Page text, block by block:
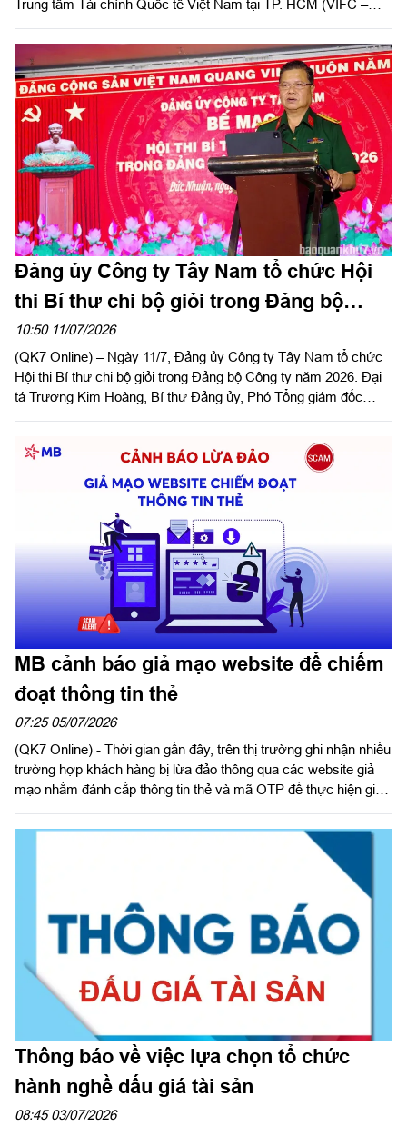
Trung tâm Tài chính Quốc tế Việt Nam tại TP. HCM (VIFC –
chính thức từ MBV khi hiện diện tại đại lộ Nguyễn Huệ, mở đầu
cho bước đồng hành cùng hạ tầng tài chính mới của Thành
phố. Đây cũng là công trình ý nghĩa chào mừng kỷ niệm 50
năm Thành phố vinh dự mang tên Chủ tịch Hồ Chí Minh và
hướng tới cột mốc 30 năm Ngân hàng Thương mại cổ phần
Quân đội (MB) có mặt tại khu vực phía Nam.
Đảng ủy Công ty Tây Nam tổ chức Hội
thi Bí thư chi bộ giỏi trong Đảng bộ
Công ty năm 2026
10:50 11/07/2026
(QK7 Online) – Ngày 11/7, Đảng ủy Công ty Tây Nam tổ chức
Hội thi Bí thư chi bộ giỏi trong Đảng bộ Công ty năm 2026. Đại
tá Trương Kim Hoàng, Bí thư Đảng ủy, Phó Tổng giám đốc
MB cảnh báo giả mạo website để chiếm
đoạt thông tin thẻ
07:25 05/07/2026
(QK7 Online) - Thời gian gần đây, trên thị trường ghi nhận nhiều
trường hợp khách hàng bị lừa đảo thông qua các website giả
mạo nhằm đánh cắp thông tin thẻ và mã OTP để thực hiện giao
giao diện tương tự website của doanh nghiệp, thương hiệu uy
tín hoặc cơ quan nhà nước để tạo lòng tin với khách hàng.
Thông báo về việc lựa chọn tổ chức
hành nghề đấu giá tài sản
08:45 03/07/2026